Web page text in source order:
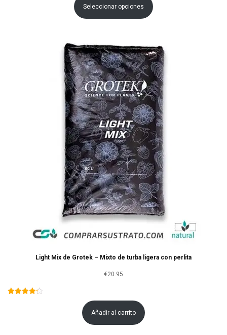
desde
€23.95
Seleccionar opciones
Light Mix de Grotek – Mixto de turba ligera con perlita
€20.95
Añadir al carrito